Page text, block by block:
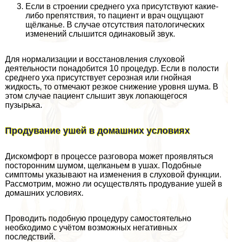
Если в строении среднего уха присутствуют какие-
либо препятствия, то пациент и врач ощущают
щёлканье. В случае отсутствия патологических
изменений слышится одинаковый звук.
Для нормализации и восстановления слуховой
деятельности понадобится 10 процедур. Если в полости
среднего уха присутствует серозная или гнойная
жидкость, то отмечают резкое снижение уровня шума. В
этом случае пациент слышит звук лопающегося
пузырька.
Продувание ушей в домашних условиях
Дискомфорт в процессе разговора может проявляться
посторонним шумом, щелканьем в ушах. Подобные
симптомы указывают на изменения в слуховой функции.
Рассмотрим, можно ли осуществлять продувание ушей в
домашних условиях.
Проводить подобную процедуру самостоятельно
необходимо с учётом возможных негативных
последствий.